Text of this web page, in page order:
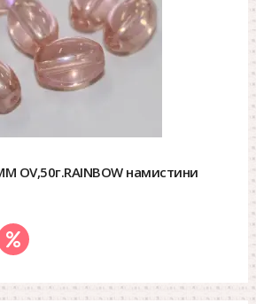
OV,50г.RAINBOW намистини
корзину